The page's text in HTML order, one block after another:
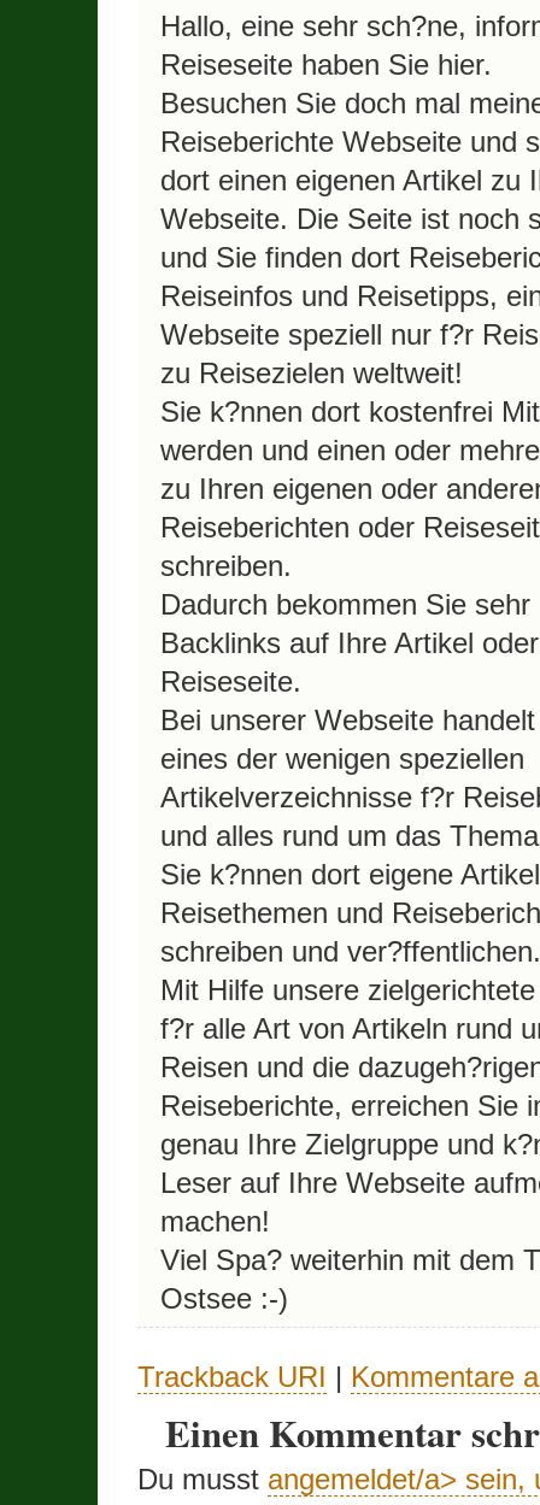
Hallo, eine sehr sch?ne,
Reiseseite haben Sie hier.
Besuchen Sie doch mal
Reiseberichte Webseite und
dort einen eigenen Artikel zu
Webseite. Die Seite ist noch
und Sie finden dort
Reiseinfos und Reisetipps,
Webseite speziell nur f?r
zu Reisezielen weltweit!
Sie k?nnen dort kostenfrei
werden und einen oder
zu Ihren eigenen oder
Reiseberichten oder
schreiben.
Dadurch bekommen Sie
Backlinks auf Ihre Artikel oder
Reiseseite.
Bei unserer Webseite
eines der wenigen speziellen
Artikelverzeichnisse f?r
und alles rund um das
Sie k?nnen dort eigene
Reisethemen und
schreiben und ver?ffentlichen.
Mit Hilfe unsere
f?r alle Art von Artikeln rund
Reisen und die
Reiseberichte, erreichen Sie
genau Ihre Zielgruppe und
Leser auf Ihre Webseite
machen!
Viel Spa? weiterhin mit dem
Ostsee :-)
Trackback URI | Kommentare
Einen Kommentar
Du musst angemeldet/a> sein,